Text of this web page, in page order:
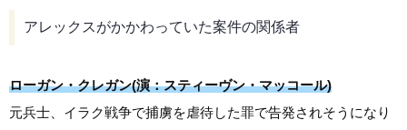
アレックスがかかわっていた案件の関係者
ローガン・クレガン(演：スティーヴン・マッコール)
元兵士、イラク戦争で捕虜を虐待した罪で告発されそうになり